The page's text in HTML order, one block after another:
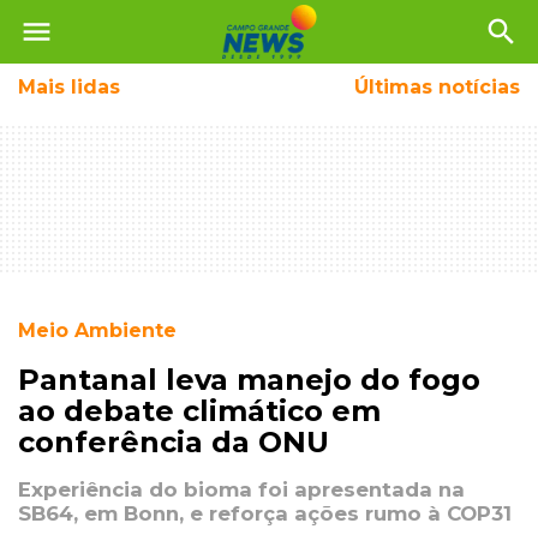
menu search
Mais lidas Últimas notícias
Meio Ambiente
Pantanal leva manejo do fogo
ao debate climático em
conferência da ONU
Experiência do bioma foi apresentada na
SB64, em Bonn, e reforça ações rumo à COP31